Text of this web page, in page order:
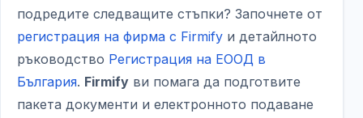
подредите следващите стъпки? Започнете от
регистрация на фирма с Firmify и детайлното
ръководство Регистрация на ЕООД в
България. Firmify ви помага да подготвите
пакета документи и електронното подаване